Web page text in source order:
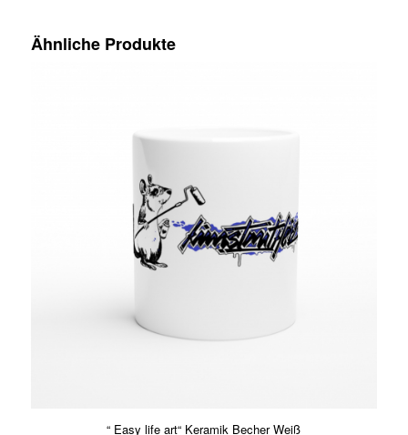
Ähnliche Produkte
“ Easy life art“ Keramik Becher Weiß